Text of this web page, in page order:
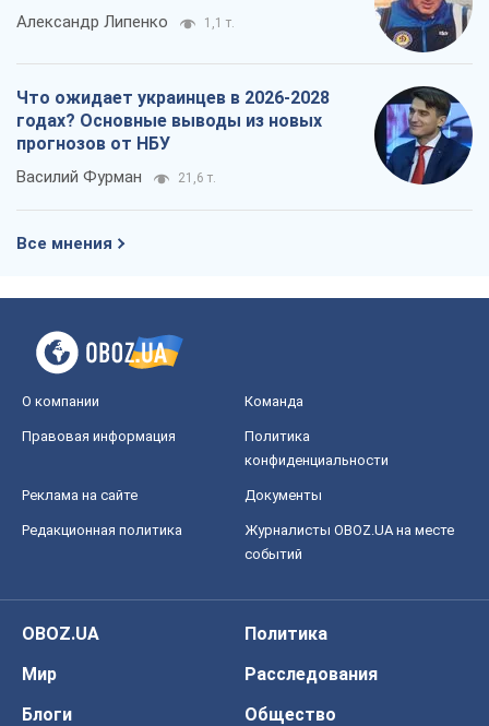
Александр Липенко 1,1 т.
Что ожидает украинцев в 2026-2028
годах? Основные выводы из новых
прогнозов от НБУ
Василий Фурман 21,6 т.
Все мнения
О компании Команда
Правовая информация
Политика
конфиденциальности
Реклама на сайте Документы
Редакционная политика
Журналисты OBOZ.UA на месте
событий
OBOZ.UA
Политика
Мир
Расследования
Блоги
Общество